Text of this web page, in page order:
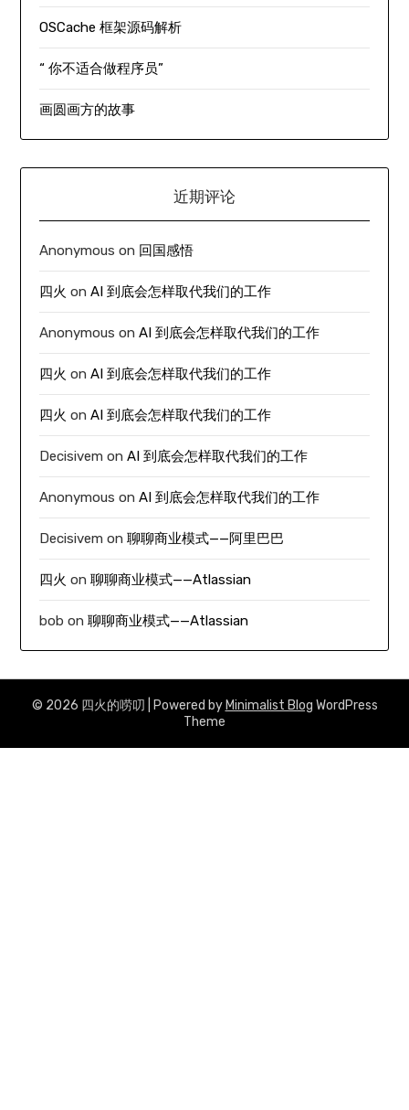
OSCache 框架源码解析
“ 你不适合做程序员”
画圆画方的故事
近期评论
Anonymous on 回国感悟
四火 onAI 到底会怎样取代我们的工作
Anonymous onAI 到底会怎样取代我们的工作
四火 onAI 到底会怎样取代我们的工作
四火 onAI 到底会怎样取代我们的工作
Decisivem onAI 到底会怎样取代我们的工作
Anonymous onAI 到底会怎样取代我们的工作
Decisivem on聊聊商业模式——阿里巴巴
四火 on聊聊商业模式——Atlassian
bob on聊聊商业模式——Atlassian
© 2026 四火的唠叨 | Powered by Minimalist Blog WordPress
Theme